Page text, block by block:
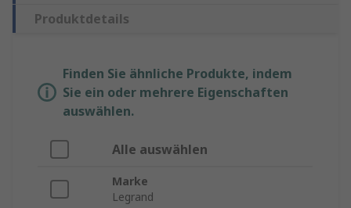
Produktdetails
Finden Sie ähnliche Produkte, indem
Sie ein oder mehrere Eigenschaften
auswählen.
Alle auswählen
Marke
Legrand